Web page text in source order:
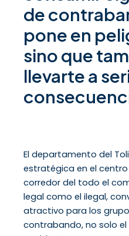
de
pone en
sino que
llevarte a
El departamento del
estratégica en el
corredor del todo el
legal como el ilegal,
atractivo para los
contrabando, no solo